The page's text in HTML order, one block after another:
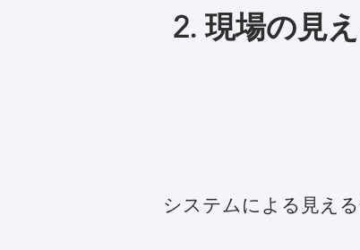
2. 現場の見
システムによる見え